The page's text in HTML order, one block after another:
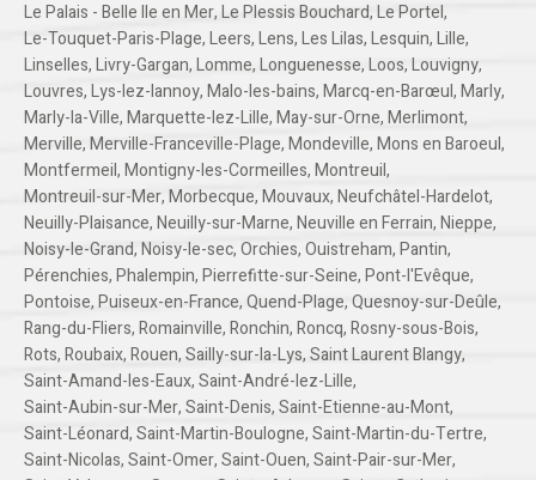
Le Palais - Belle Ile en Mer,Le Plessis Bouchard,Le Portel,
Le-Touquet-Paris-Plage,Leers,Lens,Les Lilas,Lesquin,Lille,
Linselles,Livry-Gargan,Lomme,Longuenesse,Loos,Louvigny,
Louvres,Lys-lez-lannoy,Malo-les-bains,Marcq-en-Barœul,Marly,
Marly-la-Ville,Marquette-lez-Lille,May-sur-Orne,Merlimont,
Merville,Merville-Franceville-Plage,Mondeville,Mons en Baroeul,
Montfermeil,Montigny-les-Cormeilles,Montreuil,
Montreuil-sur-Mer,Morbecque,Mouvaux,Neufchâtel-Hardelot,
Neuilly-Plaisance,Neuilly-sur-Marne,Neuville en Ferrain,Nieppe,
Noisy-le-Grand,Noisy-le-sec,Orchies,Ouistreham,Pantin,
Pérenchies,Phalempin,Pierrefitte-sur-Seine,Pont-l'Evêque,
Pontoise,Puiseux-en-France,Quend-Plage,Quesnoy-sur-Deûle,
Rang-du-Fliers,Romainville,Ronchin,Roncq,Rosny-sous-Bois,
Rots,Roubaix,Rouen,Sailly-sur-la-Lys,Saint Laurent Blangy,
Saint-Amand-les-Eaux,Saint-André-lez-Lille,
Saint-Aubin-sur-Mer,Saint-Denis,Saint-Etienne-au-Mont,
Saint-Léonard,Saint-Martin-Boulogne,Saint-Martin-du-Tertre,
Saint-Nicolas,Saint-Omer,Saint-Ouen,Saint-Pair-sur-Mer,